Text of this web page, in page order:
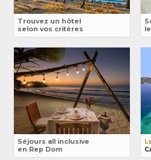
Trouvez un hôtel
selon vos critères
Séjours all inclusive
en Rep Dom